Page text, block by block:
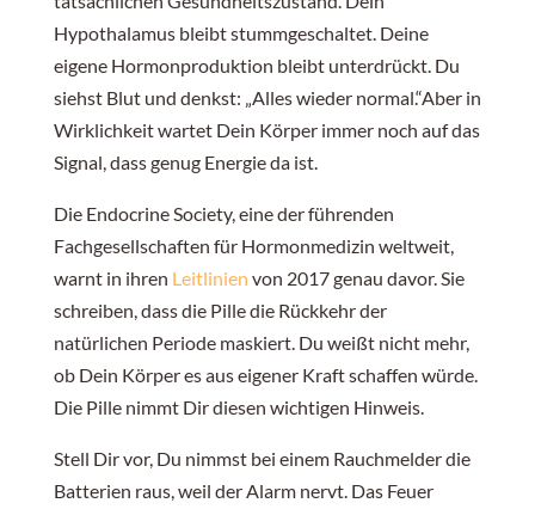
Hypothalamus bleibt stummgeschaltet. Deine
eigene Hormonproduktion bleibt unterdrückt. Du
siehst Blut und denkst: „Alles wieder normal.“Aber in
Wirklichkeit wartet Dein Körper immer noch auf das
Signal, dass genug Energie da ist.
Die Endocrine Society, eine der führenden
Fachgesellschaften für Hormonmedizin weltweit,
warnt in ihren Leitlinien von 2017 genau davor. Sie
schreiben, dass die Pille die Rückkehr der
natürlichen Periode maskiert. Du weißt nicht mehr,
ob Dein Körper es aus eigener Kraft schaffen würde.
Die Pille nimmt Dir diesen wichtigen Hinweis.
Stell Dir vor, Du nimmst bei einem Rauchmelder die
Batterien raus, weil der Alarm nervt. Das Feuer